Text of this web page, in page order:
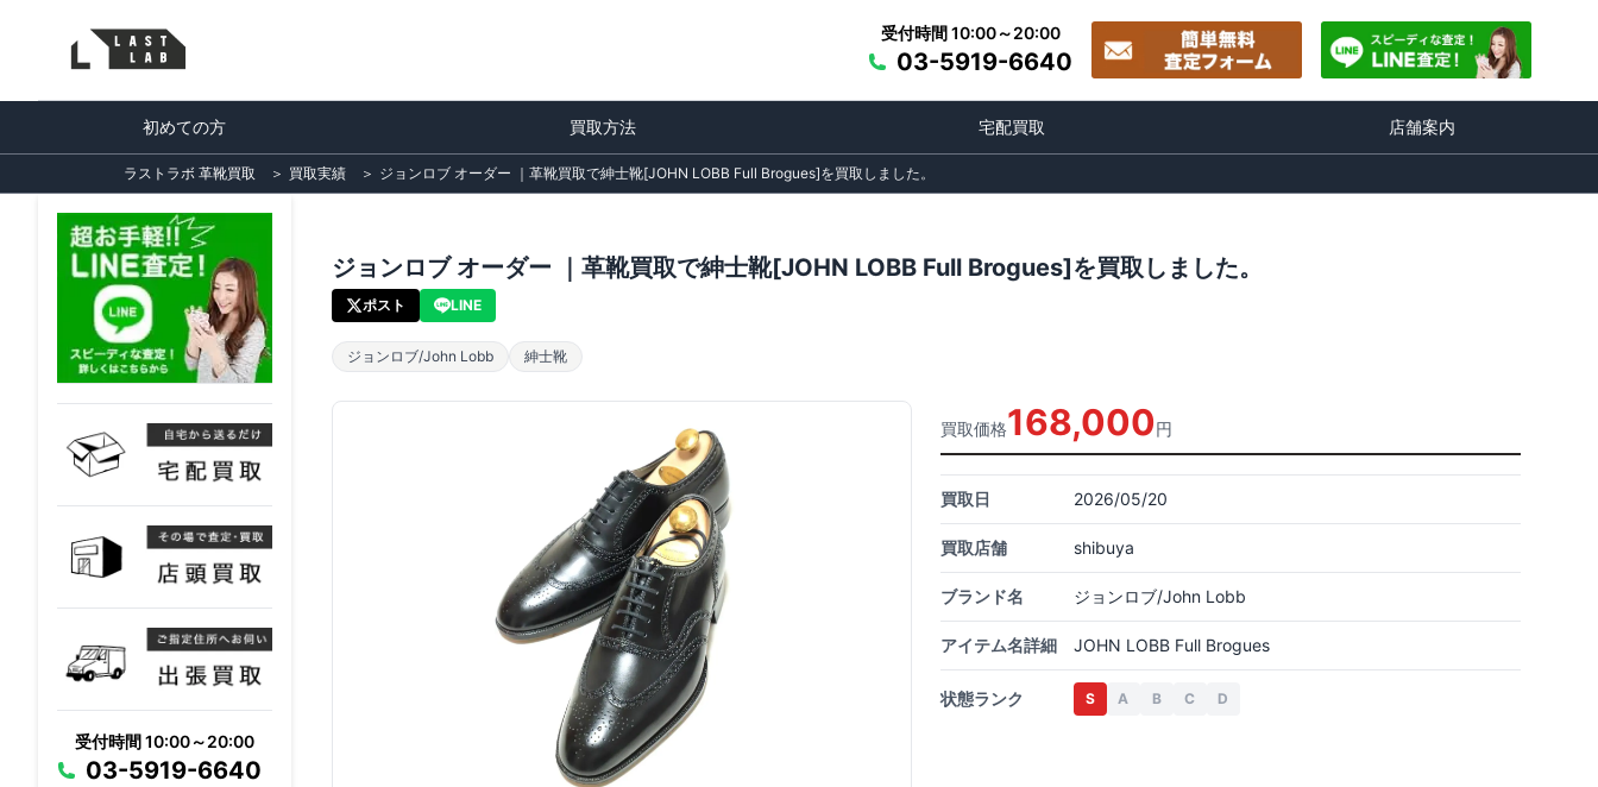
受付時間 10:00～20:00
03-5919-6640
初めての方 買取方法 宅配買取 店舗案内
ラストラボ 革靴買取 ＞ 買取実績 ＞ ジョンロブ オーダー ｜革靴買取で紳士靴[JOHN LOBB Full Brogues]を買取しました。
受付時間 10:00～20:00
03-5919-6640
ジョンロブ オーダー ｜革靴買取で紳士靴[JOHN LOBB Full Brogues]を買取しました。
ポスト LINE
ジョンロブ/John Lobb 紳士靴
買取価格168,000円
買取日 2026/05/20
買取店舗 shibuya
ブランド名 ジョンロブ/John Lobb
アイテム名詳細 JOHN LOBB Full Brogues
状態ランク S A B C D